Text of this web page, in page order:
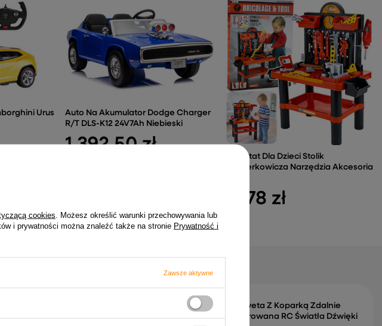
Urus
Auto Na Akumulator Dodge Charger
R/T DLS-K12 24V7Ah Niebieski
1 392,50 zł
Warsztat Dla Dzieci Stolik
Majsterkowicza Narzędzia Akcesoria
97,78 zł
Laweta Z Koparką Zdalnie
Sterowana RC Światła Dźwięki
cookies . Możesz określić warunki przechowywania lub
i prywatności można znaleźć także na stronie Prywatność i
Zawsze aktywne